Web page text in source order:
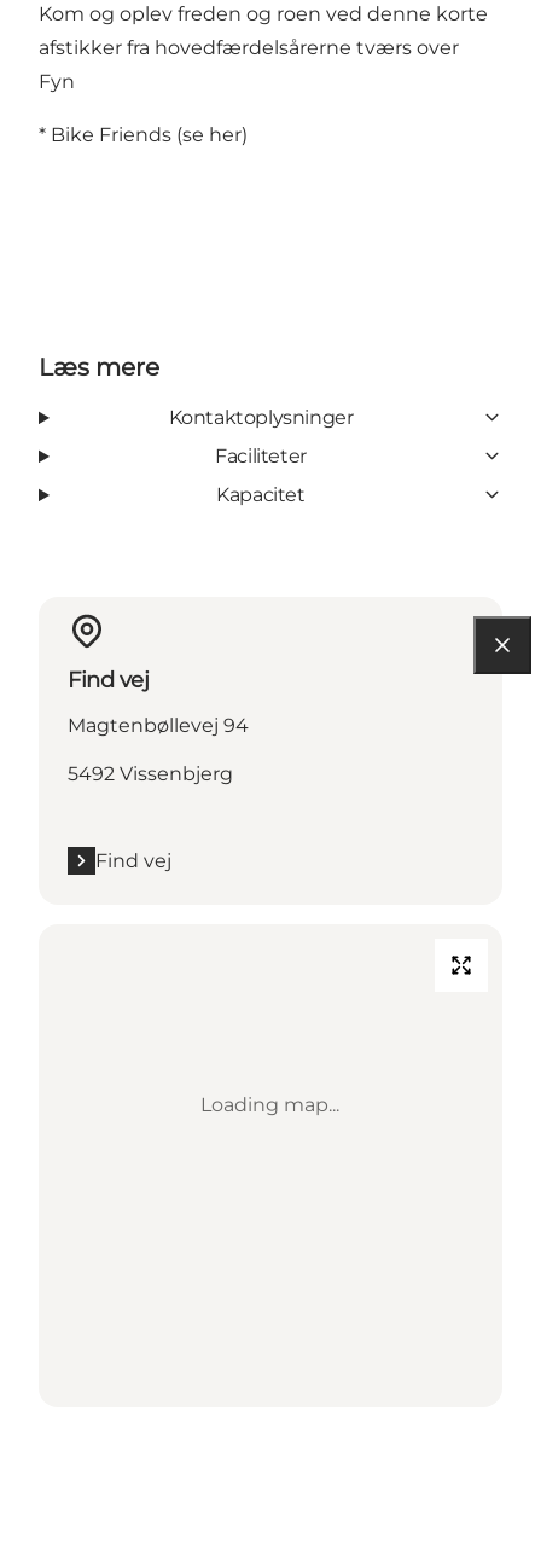
Kom og oplev freden og roen ved denne korte
afstikker fra hovedfærdelsårerne tværs over
Fyn
* Bike Friends (se her)
Læs mere
Kontaktoplysninger
Faciliteter
Kapacitet
Find vej
Magtenbøllevej 94
5492 Vissenbjerg
Find vej
Loading map...